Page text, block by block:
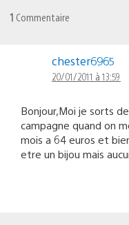
1 Commentaire
chester6965
20/01/2011 à 13:59
Bonjour,Moi je sorts
campagne quand on
mois a 64 euros et
etre un bijou mais